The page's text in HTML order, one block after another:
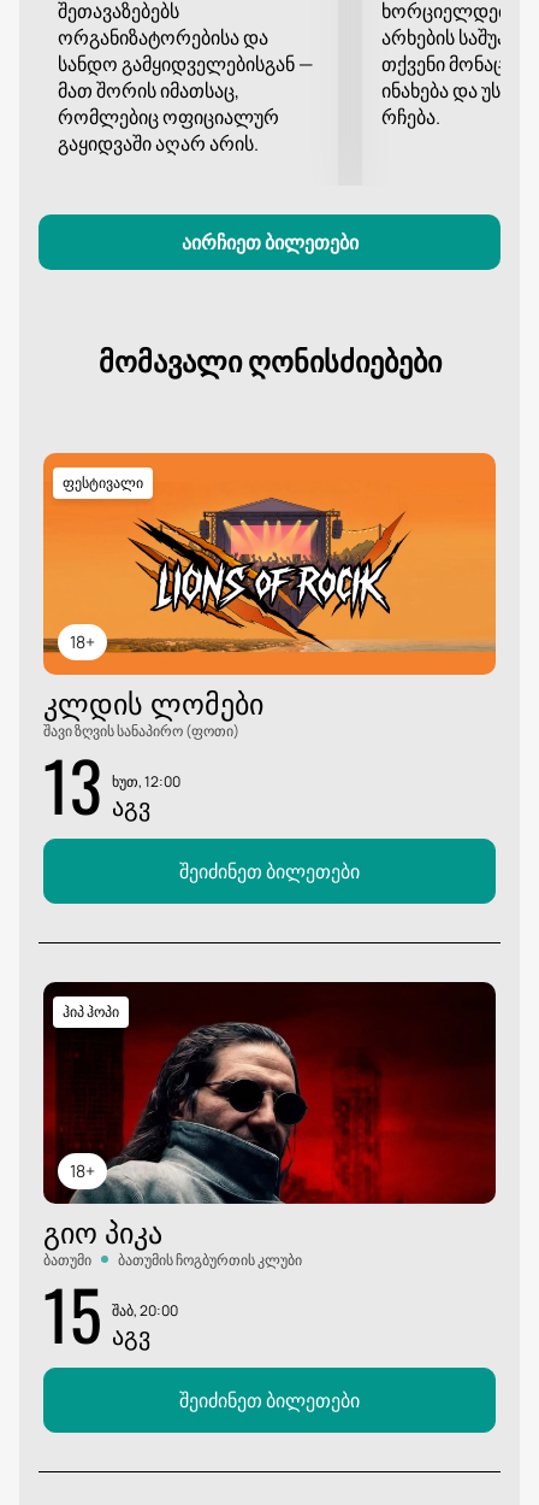
ფასი დამოკიდებულია არჩეულ ზონაზე. მიმდინარე
ღირებულება მითითებულია ვებსაიტზე.
შეთავაზებებს
ორგანიზატორებისა და
სანდო გამყიდველებისგან —
მათ შორის იმათსაც,
რომლებიც ოფიციალურ
გაყიდვაში აღარ არის.
ხორციელდება
არხების
თქვენი
ინახება და
რჩება.
აირჩიეთ ბილეთები
მომავალი ღონისძიებები
18+
ფესტივალი
ᲙᲚᲓᲘᲡ ᲚᲝᲛᲔᲑᲘ
შავი ზღვის სანაპირო (ფოთი)
13 ხუთ, 12:00
ᲐᲒᲕ
შეიძინეთ ბილეთები
18+
ჰიპ ჰოპი
ᲒᲘᲝ ᲞᲘᲙᲐ
ბათუმი ბათუმის ჩოგბურთის კლუბი
15 შაბ, 20:00
ᲐᲒᲕ
შეიძინეთ ბილეთები